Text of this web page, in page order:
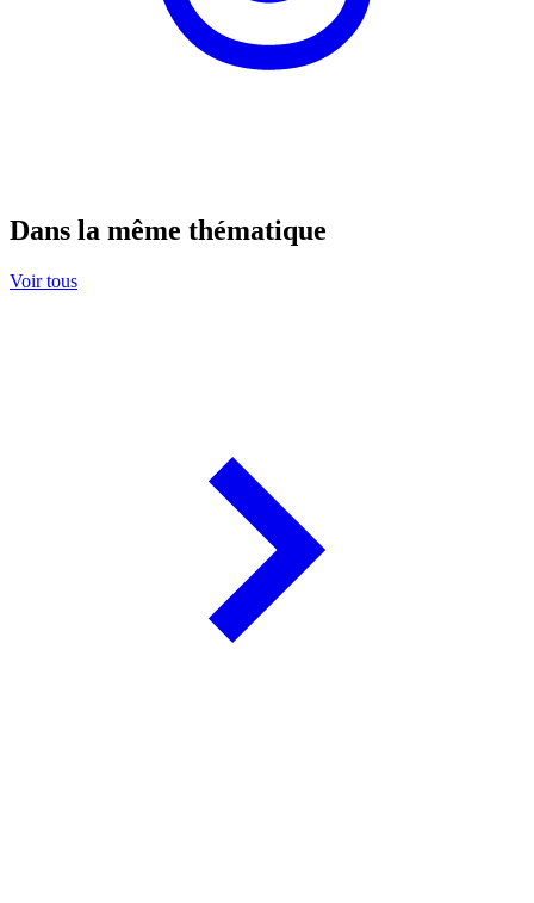
Dans la même thématique
Voir tous